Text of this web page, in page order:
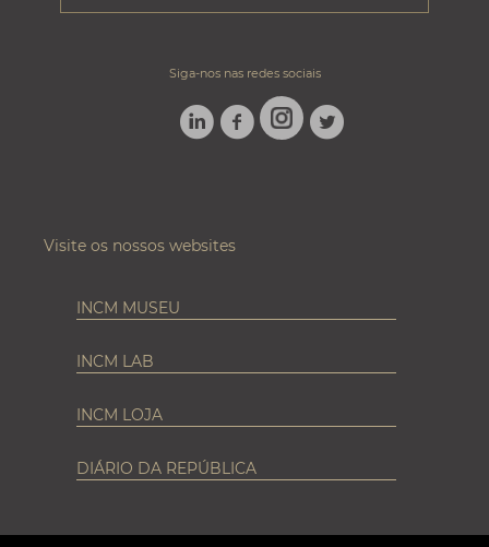
Siga-nos nas redes sociais
LINKEDINFACEBOOK
INSTAGRAM
TWITTER
Visite os nossos websites
INCM MUSEU
INCM LAB
INCM LOJA
DIÁRIO DA REPÚBLICA